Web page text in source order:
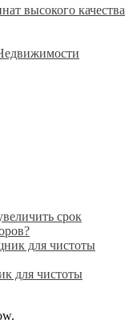
высокого качества
срок
для чистоты